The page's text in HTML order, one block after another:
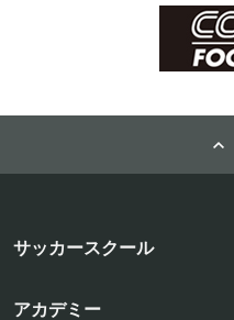
サッカースクール
アカデミー